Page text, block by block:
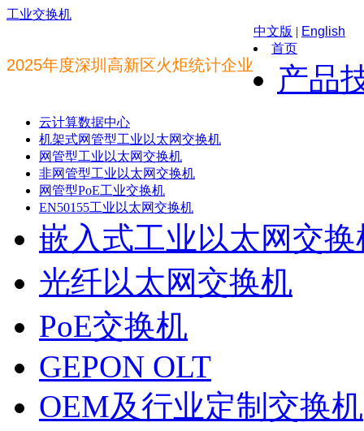
工业交换机
2025年度深圳高新区火炬统计企业
中文版 | English
首页
产品
云计算数据中心
机架式网管型工业以太网交换机
网管型工业以太网交换机
非网管型工业以太网交换机
网管型PoE工业交换机
EN50155工业以太网交换机
嵌入式工业以太网交换
光纤以太网交换机
PoE交换机
GEPON OLT
OEM及行业定制交换机